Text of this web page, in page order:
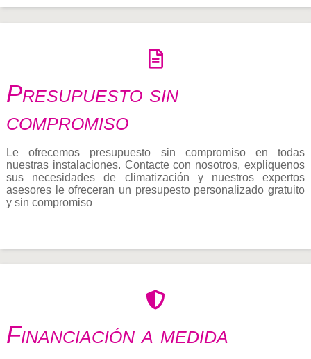
Presupuesto sin
compromiso
Le ofrecemos presupuesto sin compromiso en todas
nuestras instalaciones. Contacte con nosotros, expliquenos
sus necesidades de climatización y nuestros expertos
asesores le ofreceran un presupesto personalizado gratuito
y sin compromiso
Financiación a medida